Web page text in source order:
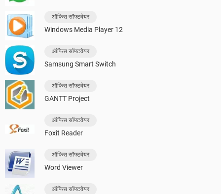
ऑफिस सॉफ्टवेयर
Windows Media Player 12
ऑफिस सॉफ्टवेयर
Samsung Smart Switch
ऑफिस सॉफ्टवेयर
GANTT Project
ऑफिस सॉफ्टवेयर
Foxit Reader
ऑफिस सॉफ्टवेयर
Word Viewer
ऑफिस सॉफ्टवेयर